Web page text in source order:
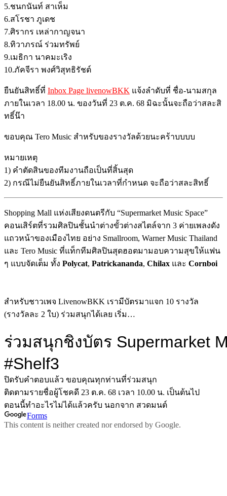
5.ชนกนันท์ สาเห็ม
6.สโรชา ภูเดช
7.ศิรากร เหล่ากาญจนา
8.ทิวาภรณ์ ร่วมทรัพย์
9.เมธิกา นาคมะเริง
10.ภัคจีรา พงศ์วิสุทธิรัชต์
ยืนยันสิทธิ์ที่ Inbox Page livenowBKK แจ้งลำดับที่ ชื่อ-นามสกุล
ภายในเวลา 18.00 น. ของวันที่ 23 ต.ค. 68 มิฉะนั้นจะถือว่าสละสิ
ทธิ์น๊า
ขอบคุณ Tero Music สำหรับของรางวัลด้วยนะคร้าบบบบ
หมายเหตุ
1) คำตัดสินของทีมงานถือเป็นที่สิ้นสุด
2) กรณีไม่ยืนยันสิทธิ์ภายในเวลาที่กำหนด จะถือว่าสละสิทธิ์
Shopping Mall แห่งเสียงดนตรีกับ “Supermarket Music Space”
คอนเสิร์ตที่รวมศิลปินชั้นนำต่างขั้วต่างสไตล์จาก 3 ค่ายเพลงดัง
แถวหน้าของเมืองไทย อย่าง Smallroom, Warner Music Thailand
และ Tero Music ที่แท็กทีมศิลปินสุดฮอตมามอบความสุขให้แฟน
ๆ แบบจัดเต็ม ทั้ง Polycat, Patrickananda, Chilax และ Cornboi
สำหรับชาวเพจ LivenowBKK เรามีบัตรมาแจก 10 รางวัล
(รางวัลละ 2 ใบ) ร่วมสนุกได้เลย เริ่ม…